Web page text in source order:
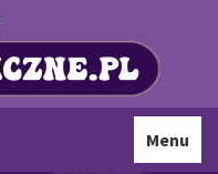
Toggle
Menu